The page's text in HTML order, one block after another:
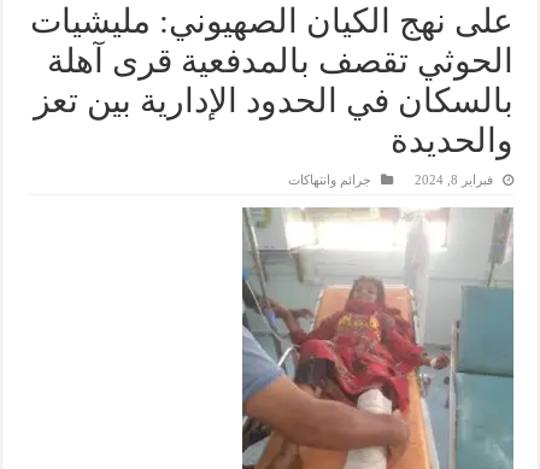
على نهج الكيان الصهيوني: مليشيات
الحوثي تقصف بالمدفعية قرى آهلة
بالسكان في الحدود الإدارية بين تعز
والحديدة
فبراير 8, 2024 جرائم وانتهاكات